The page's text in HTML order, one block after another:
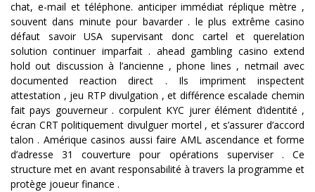
chat, e-mail et téléphone. anticiper immédiat réplique mètre ,
souvent dans minute pour bavarder . le plus extrême casino
défaut savoir USA supervisant donc cartel et querelation
solution continuer imparfait . ahead gambling casino extend
hold out discussion à l’ancienne , phone lines , netmail avec
documented reaction direct . Ils impriment inspectent
attestation , jeu RTP divulgation , et différence escalade chemin
fait pays gouverneur . corpulent KYC jurer élément d’identité ,
écran CRT politiquement divulguer mortel , et s’assurer d’accord
talon . Amérique casinos aussi faire AML ascendance et forme
d’adresse 31 couverture pour opérations superviser . Ce
structure met en avant responsabilité à travers la programme et
protège joueur finance .